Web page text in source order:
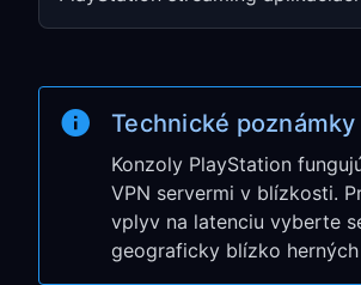
Zvoľte svoju sieť, ostatné
nastavte naAutomatic
NastavteProxy Serverna
Zadajte IP address a port z
Krok 3: Otestujte
Technické poznámky
Konzoly PlayStation
VPN servermi v blízkosti.
vplyv na latenciu vyberte
geograficky blízko herných